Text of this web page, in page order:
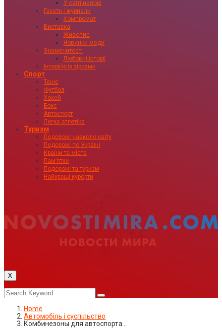
У світі напоїв
Газети і журнали
Компромат
Виставка
Живопис
Новинки моди
Знаменитості
Любовні історії
Інтервʼю із зірками
Спорт
Теніс
Футбол
Хокей
Бокс
Автоспорт
Легка атлетіка
Туризм
Подорожі навколо світу
Подорожі по Україні
Країни та міста
Пам’ятки
Подорожі та туризм
Найкращі курорти
X
Home
Автомобіль і суспільство
Комбинезоны для автоспорта…